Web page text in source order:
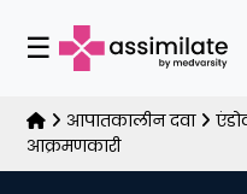
☰
आपातकालीन दवा
आक्रमणकारी